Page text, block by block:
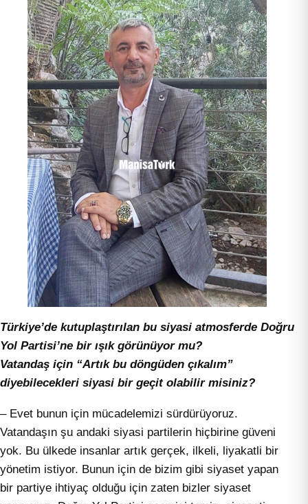
Türkiye’de kutuplaştırılan bu siyasi atmosferde Doğru
Yol Partisi’ne bir ışık görünüyor mu?
Vatandaş için “Artık bu döngüden çıkalım”
diyebilecekleri siyasi bir geçit olabilir misiniz?
– Evet bunun için mücadelemizi sürdürüyoruz.
Vatandaşın şu andaki siyasi partilerin hiçbirine güveni
yok. Bu ülkede insanlar artık gerçek, ilkeli, liyakatli bir
yönetim istiyor. Bunun için de bizim gibi siyaset yapan
bir partiye ihtiyaç olduğu için zaten bizler siyaset